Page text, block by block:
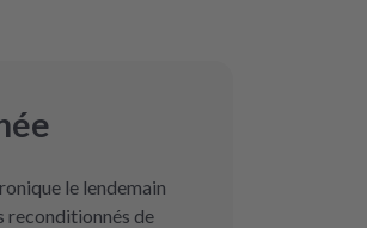
le lendemain
reconditionnés de